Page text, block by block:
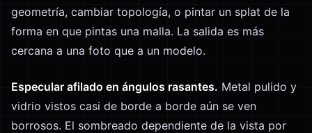
geometría, cambiar topología, o pintar un splat de la
forma en que pintas una malla. La salida es más
cercana a una foto que a un modelo.
Especular afilado en ángulos rasantes. Metal pulido y
vidrio vistos casi de borde a borde aún se ven
borrosos. El sombreado dependiente de la vista por